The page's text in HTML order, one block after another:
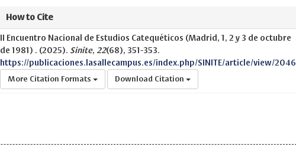
How to Cite
II Encuentro Nacional de Estudios Catequéticos (Madrid, 1, 2 y 3 de octubre
de 1981) . (2025). Sinite, 22(68), 351-353.
https://publicaciones.lasallecampus.es/index.php/SINITE/article/view/2046
More Citation Formats Download Citation